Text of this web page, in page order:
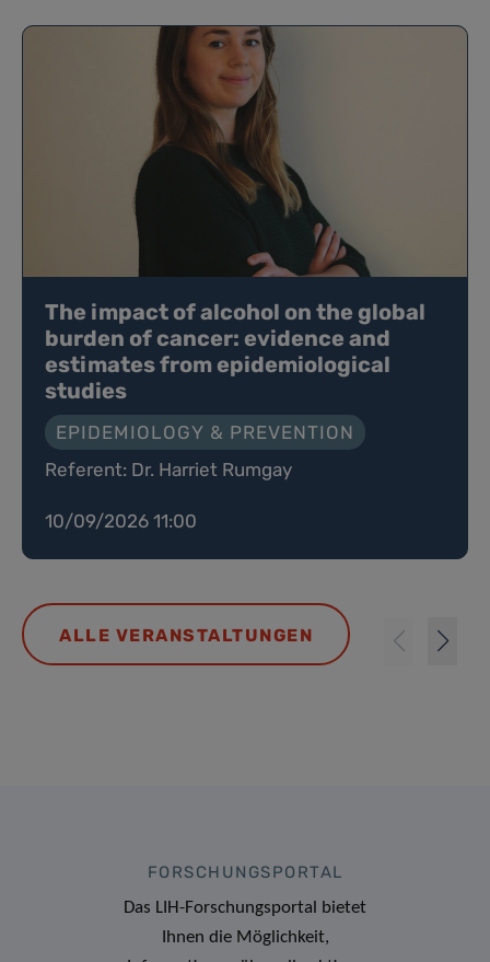
The impact of alcohol on the global
burden of cancer: evidence and
estimates from epidemiological
studies
EPIDEMIOLOGY & PREVENTION
Referent: Dr. Harriet Rumgay
10/09/2026 11:00
ALLE VERANSTALTUNGEN
FORSCHUNGSPORTAL
Das LIH-Forschungsportal bietet
Ihnen die Möglichkeit,